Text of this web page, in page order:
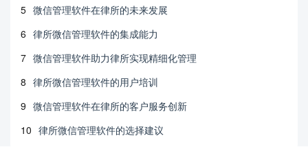
5 微信管理软件在律所的未来发展
6 律所微信管理软件的集成能力
7 微信管理软件助力律所实现精细化管理
8 律所微信管理软件的用户培训
9 微信管理软件在律所的客户服务创新
10 律所微信管理软件的选择建议